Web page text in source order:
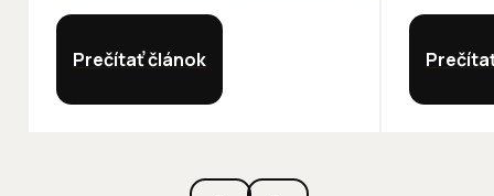
Prečítať článok